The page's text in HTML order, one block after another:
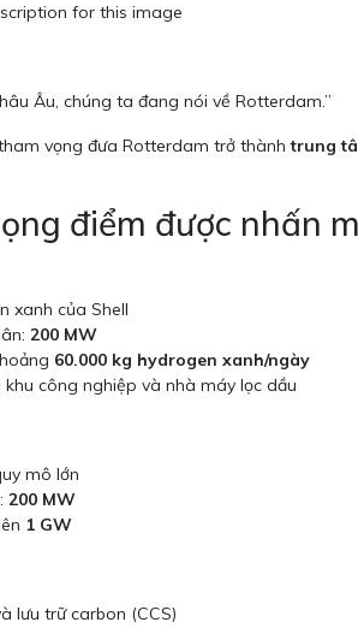
Âu, chúng ta đang nói về Rotterdam.”
vọng đưa Rotterdam trở thànhtrung
điểm được nhấn
xanh của Shell
200 MW
60.000 kg hydrogen xanh/ngày
công nghiệp và nhà máy lọc dầu
mô lớn
200 MW
1 GW
lưu trữ carbon (CCS)